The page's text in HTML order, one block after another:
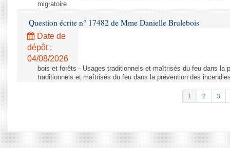
migratoire
Question écrite n° 17482 de Mme Danielle Brulebois
Date de
dépôt :
04/08/2026
bois et forêts - Usages traditionnels et maîtrisés du feu dans la
traditionnels et maîtrisés du feu dans la prévention des
1 2 3